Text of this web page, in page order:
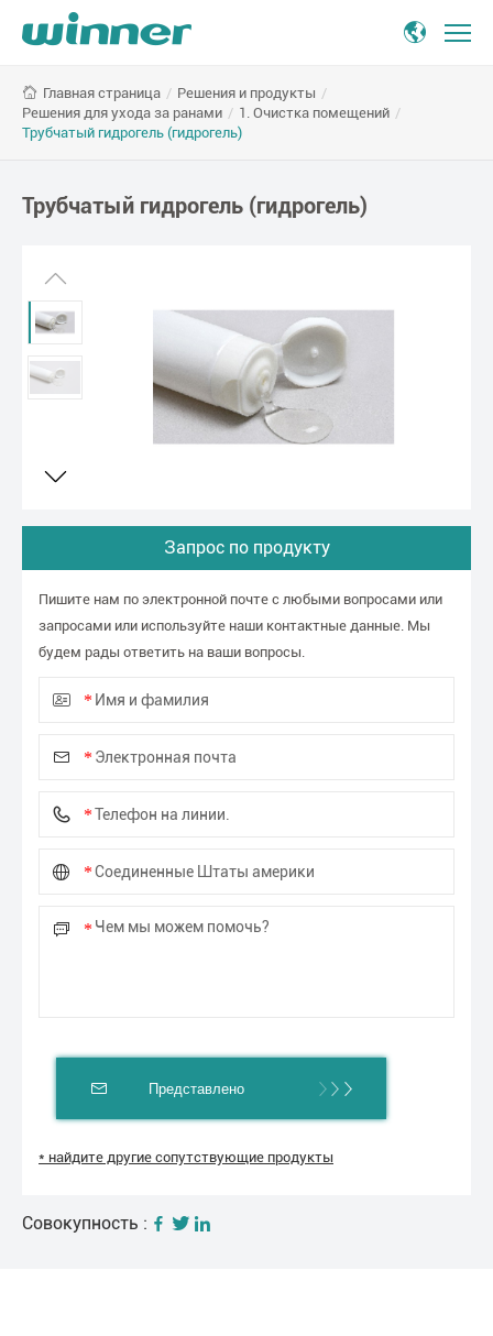
гидрогель
(гидрогель)
Главная страница / Решения и продукты /
Решения для ухода за ранами / 1. Очистка помещений /
Трубчатый гидрогель (гидрогель)
Трубчатый гидрогель (гидрогель)
Запрос по продукту
Пишите нам по электронной почте с любыми вопросами или
запросами или используйте наши контактные данные. Мы
будем рады ответить на ваши вопросы.
Представлено
* найдите другие сопутствующие продукты
Совокупность :